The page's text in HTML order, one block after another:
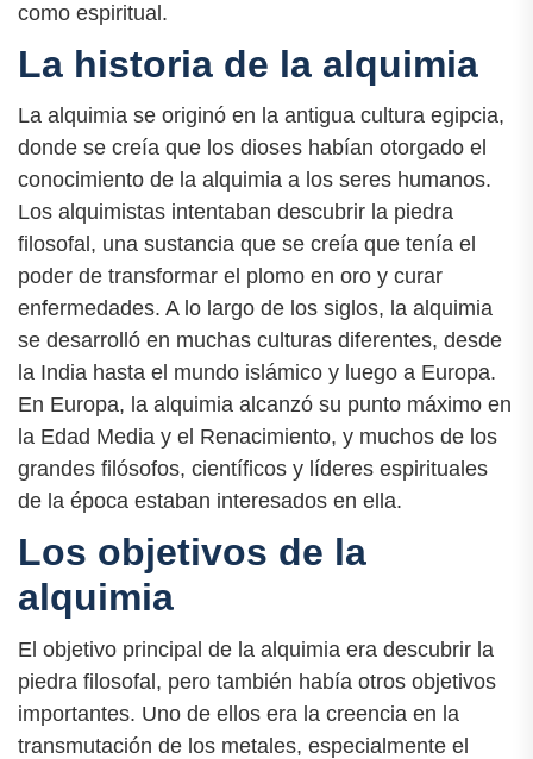
como espiritual.
La historia de la alquimia
La alquimia se originó en la antigua cultura egipcia,
donde se creía que los dioses habían otorgado el
conocimiento de la alquimia a los seres humanos.
Los alquimistas intentaban descubrir la piedra
filosofal, una sustancia que se creía que tenía el
poder de transformar el plomo en oro y curar
enfermedades. A lo largo de los siglos, la alquimia
se desarrolló en muchas culturas diferentes, desde
la India hasta el mundo islámico y luego a Europa.
En Europa, la alquimia alcanzó su punto máximo en
la Edad Media y el Renacimiento, y muchos de los
grandes filósofos, científicos y líderes espirituales
de la época estaban interesados en ella.
Los objetivos de la
alquimia
El objetivo principal de la alquimia era descubrir la
piedra filosofal, pero también había otros objetivos
importantes. Uno de ellos era la creencia en la
transmutación de los metales, especialmente el